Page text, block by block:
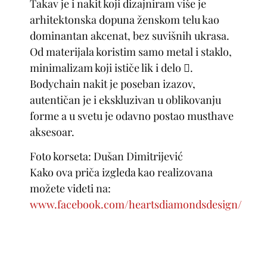
Takav je i nakit koji dizajniram više je
arhitektonska dopuna ženskom telu kao
dominantan akcenat, bez suvišnih ukrasa.
Od materijala koristim samo metal i staklo,
minimalizam koji ističe lik i delo .
Bodychain nakit je poseban izazov,
autentičan je i ekskluzivan u oblikovanju
forme a u svetu je odavno postao musthave
aksesoar.
Foto korseta: Dušan Dimitrijević
Kako ova priča izgleda kao realizovana
možete videti na:
www.facebook.com/heartsdiamondsdesign/